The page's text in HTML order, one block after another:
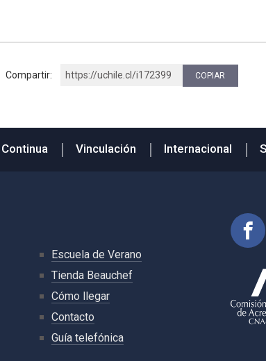
Compartir: https://uchile.cl/i172399 COPIAR
Vinculación Internacional
Escuela de Verano
Tienda Beauchef
Cómo llegar
Contacto
Guía telefónica